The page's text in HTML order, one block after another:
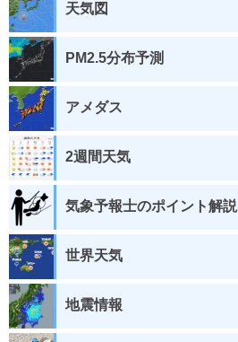
天気図
PM2.5分布予測
アメダス
2週間天気
気象予報士のポイント解説
世界天気
地震情報